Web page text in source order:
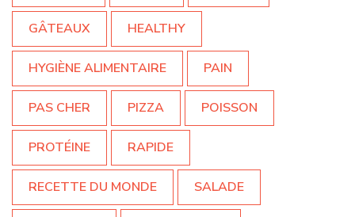
GÂTEAUX HEALTHY
HYGIÈNE ALIMENTAIRE PAIN
PAS CHER PIZZA POISSON
PROTÉINE RAPIDE
RECETTE DU MONDE SALADE